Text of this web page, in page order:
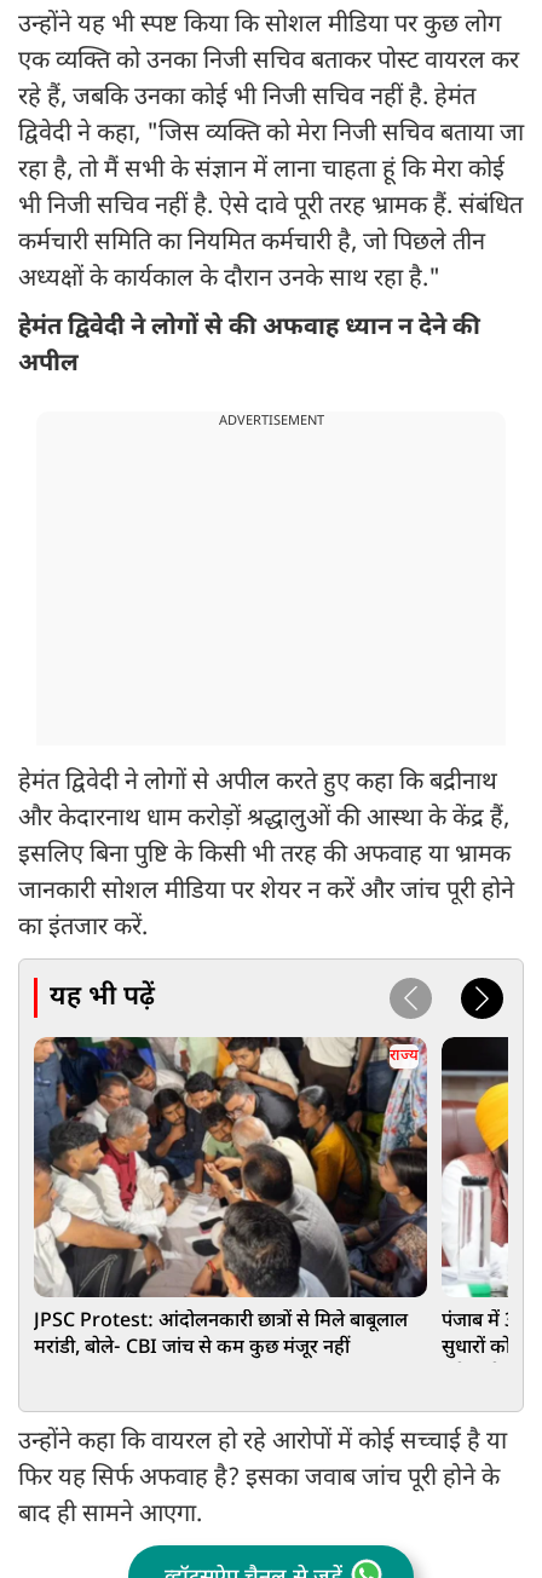
उन्होंने यह भी स्पष्ट किया कि सोशल मीडिया पर कुछ लोग
एक व्यक्ति को उनका निजी सचिव बताकर पोस्ट वायरल कर
रहे हैं, जबकि उनका कोई भी निजी सचिव नहीं है. हेमंत
द्विवेदी ने कहा, "जिस व्यक्ति को मेरा निजी सचिव बताया जा
रहा है, तो मैं सभी के संज्ञान में लाना चाहता हूं कि मेरा कोई
भी निजी सचिव नहीं है. ऐसे दावे पूरी तरह भ्रामक हैं. संबंधित
कर्मचारी समिति का नियमित कर्मचारी है, जो पिछले तीन
अध्यक्षों के कार्यकाल के दौरान उनके साथ रहा है."
हेमंत द्विवेदी ने लोगों से की अफवाह ध्यान न देने की
अपील
ADVERTISEMENT
हेमंत द्विवेदी ने लोगों से अपील करते हुए कहा कि बद्रीनाथ
और केदारनाथ धाम करोड़ों श्रद्धालुओं की आस्था के केंद्र हैं,
इसलिए बिना पुष्टि के किसी भी तरह की अफवाह या भ्रामक
जानकारी सोशल मीडिया पर शेयर न करें और जांच पूरी होने
का इंतजार करें.
यह भी पढ़ें
राज्य
JPSC Protest: आंदोलनकारी छात्रों से मिले बाबूलाल
मरांडी, बोले- CBI जांच से कम कुछ मंजूर नहीं
पंजाब में 3
सुधारों को
उन्होंने कहा कि वायरल हो रहे आरोपों में कोई सच्चाई है या
फिर यह सिर्फ अफवाह है? इसका जवाब जांच पूरी होने के
बाद ही सामने आएगा.